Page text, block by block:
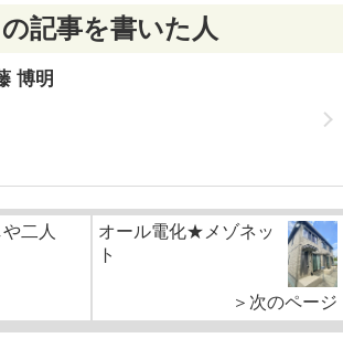
記事を書いた人
博明
二人
オール電化★メゾネッ
ト
＞次のページ